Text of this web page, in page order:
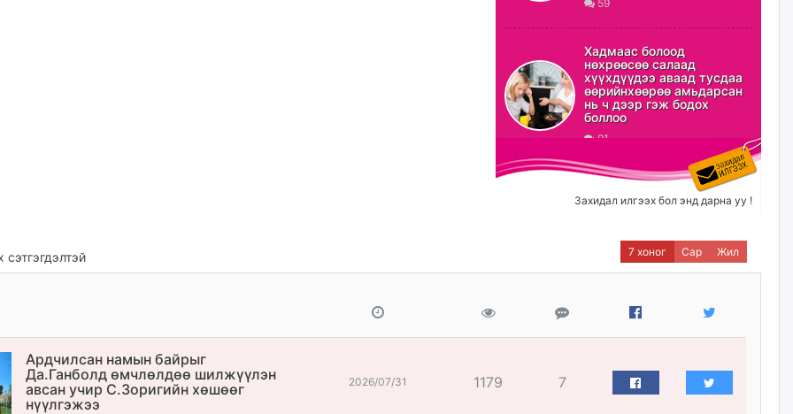
ХЗДХ-ын сайд С.Амарсайхан:
Авлигаар авсан хөрөнгийг
хурааж, нийгмийн сайн
сайхны хөгжилд зориулах
бөгөөд үүнийг хэд хэдэн эрх
бүхий байгууллагаас санал авна
өчигдѳр
Шатахууныг олдож байгаа
газраас нь л авч байна. Үнэ
тарифаас илүү хангамж дээр
анхаарч байна
Ц.Будханд: Дүүгээ гараад
долоон сарын хугацаа
Барилгын салбарын 100
59
Хадмаас болоод
нөхрөөсөө салаад
хүүхдүүдээ аваад тусдаа
өөрийнхөөрөө амьдарсан
нь ч дээр гэж бодох
боллоо
91
Захидал илгээх бол энд дарна уу !
7 хоног Сар Жил
Ардчилсан намын байрыг
Да.Ганболд өмчлөлдөө шилжүүлэн
авсан учир С.Зоригийн хөшөөг
нүүлгэжээ
2026/07/31 1179 7